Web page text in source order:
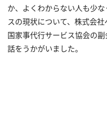
か、よくわからない人も少
スの現状について、株式会
国家事代行サービス協会の
話をうかがいました。